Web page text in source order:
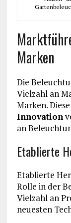
Marken
Die
Vielzahl an
Marken.
Innovation
an
Etablierte
Etablierte
Rolle in der
Vielzahl an
neuesten